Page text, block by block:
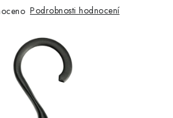
Podrobnosti hodnocení